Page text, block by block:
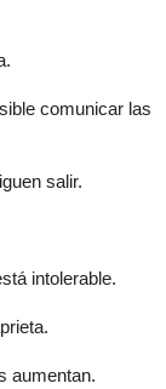
comunicar las
salir.
intolerable.
aumentan.